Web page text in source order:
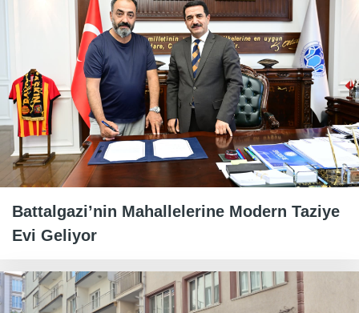
Battalgazi’nin Mahallelerine Modern Taziye
Evi Geliyor